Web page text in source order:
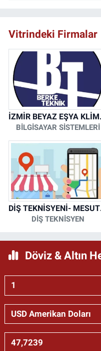
Vitrindeki Firmalar
İZMİR
BİLGİSAYAR SİSTEMLERİ
DİŞ
DİŞ TEKNİSYEN
Döviz & Altın